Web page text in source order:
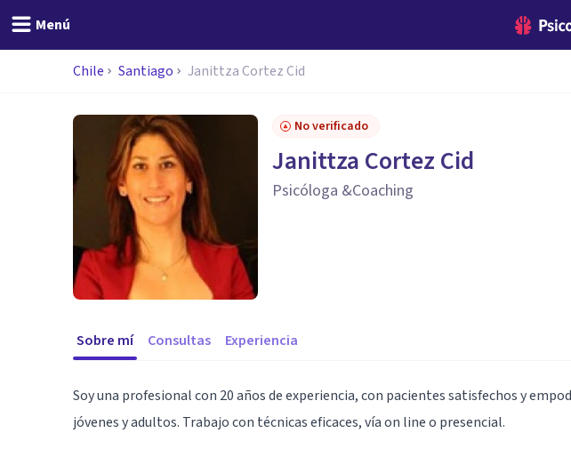
Menú
Chile Santiago Janittza Cortez Cid
No verificado
Janittza Cortez Cid
Psicóloga &Coaching
Sobre mí Consultas Experiencia
Soy una profesional con 20 años de experiencia, con pacientes satisfechos y
jóvenes y adultos. Trabajo con técnicas eficaces, vía on line o presencial.